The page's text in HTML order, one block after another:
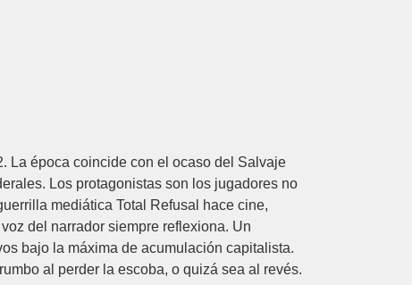
La época coincide con el ocaso del Salvaje
Los protagonistas son los jugadores no
mediática Total Refusal hace cine,
del narrador siempre reflexiona. Un
bajo la máxima de acumulación capitalista.
al perder la escoba, o quizá sea al revés.